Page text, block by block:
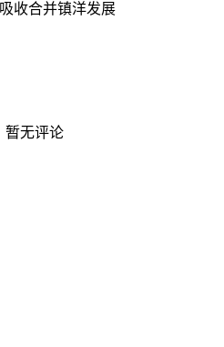
收合并镇洋发展
暂无评论